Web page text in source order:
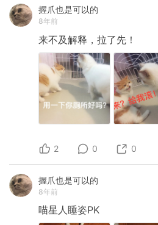
握爪也是可以的
8年前
来不及解释，拉了先！
2 0 0
握爪也是可以的
8年前
喵星人睡姿PK